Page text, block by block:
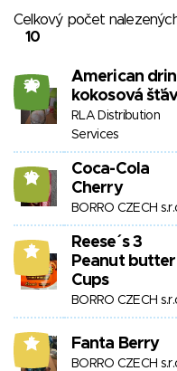
Celkový počet
10
20
American
kokosová
RLA Distribution
Services
10
Coca-Cola
Cherry
BORRO CZECH
7
Reese´s 3
Peanut butter
Cups
BORRO CZECH
5 Fanta Berry
BORRO CZECH